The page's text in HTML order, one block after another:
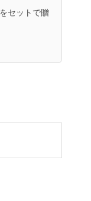
セットで贈